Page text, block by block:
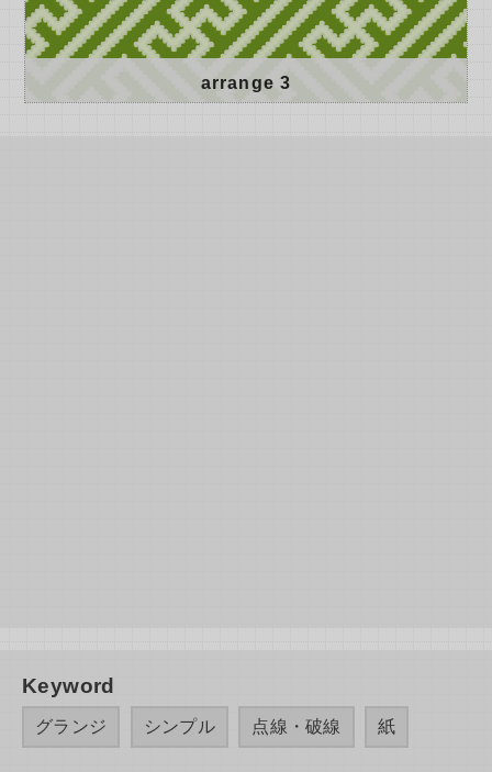
arrange 3
Keyword
グランジ シンプル 点線・破線 紙